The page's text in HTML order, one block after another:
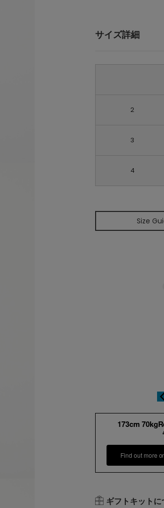
サイズ詳細
2
3
4
Size
173cm
Find out more
ギフトキットに